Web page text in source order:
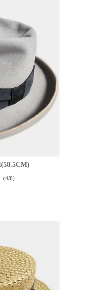
4/6)